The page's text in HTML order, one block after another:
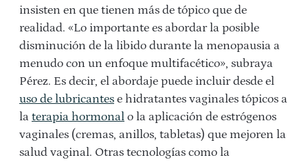
insisten en que tienen más de tópico que de
realidad. «Lo importante es abordar la posible
disminución de la libido durante la menopausia a
menudo con un enfoque multifacético», subraya
Pérez. Es decir, el abordaje puede incluir desde el
uso de lubricantes e hidratantes vaginales tópicos a
la terapia hormonal o la aplicación de estrógenos
vaginales (cremas, anillos, tabletas) que mejoren la
salud vaginal. Otras tecnologías como la